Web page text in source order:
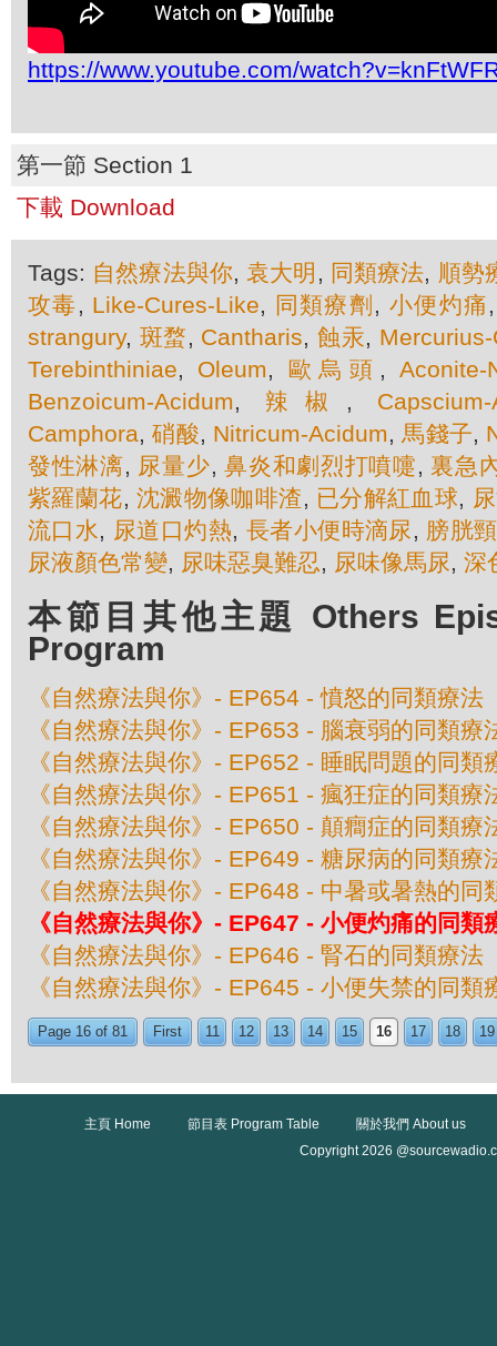
https://www.youtube.com/
第一節 Section 1
下載 Download
Tags: 自然療法與你,袁大明 , 同類療法, 順勢
攻毒, Like-Cures-Like, 同類療劑 , 小便灼痛
strangury, 斑蝥, Cantharis, 蝕汞,
Terebinthiniae, Oleum, 歐烏頭 ,Aconite-
Benzoicum-Acidum, 辣椒 ,
Camphora,硝酸, Nitricum-Acidum, 馬錢子,
發性淋漓, 尿量少,鼻炎和劇烈打噴嚏, 裏急
紫羅蘭花, 沈澱物像咖啡渣, 已分解紅血球,
流口水, 尿道口灼熱, 長者小便時滴尿 , 膀胱
尿液顏色常變, 尿味惡臭難忍, 尿味像馬尿, 深
本節目其他主題 Others
Program
《自然療法與你》- EP654 - 憤怒的同類療法
《自然療法與你》- EP653 - 腦衰弱的同類療
《自然療法與你》- EP652 - 睡眠問題的同類
《自然療法與你》- EP651 - 瘋狂症的同類療
《自然療法與你》- EP650 - 顛癎症的同類療
《自然療法與你》- EP649 - 糖尿病的同類療
《自然療法與你》- EP648 - 中暑或暑熱的同
《自然療法與你》- EP647 - 小便灼痛的同類
《自然療法與你》- EP646 - 腎石的同類療法
《自然療法與你》- EP645 - 小便失禁的同類
Page 16 of 81 First 11 12 13 14 15 16 17 18 19
主頁 Home 節目表 Program Table
關於我們 About us
Copyright 2026